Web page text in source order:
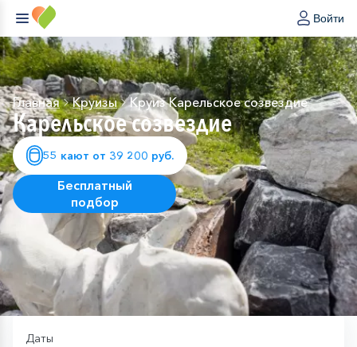
Войти
Главная Круизы Круиз Карельское созвездие
Карельское созвездие
55 кают от 39 200 руб.
Бесплатный
подбор
Даты